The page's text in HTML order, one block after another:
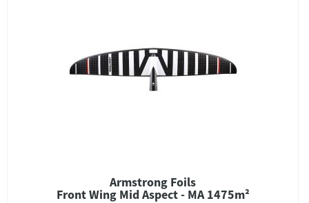
Armstrong Foils
Front Wing Mid Aspect - MA 1475m²